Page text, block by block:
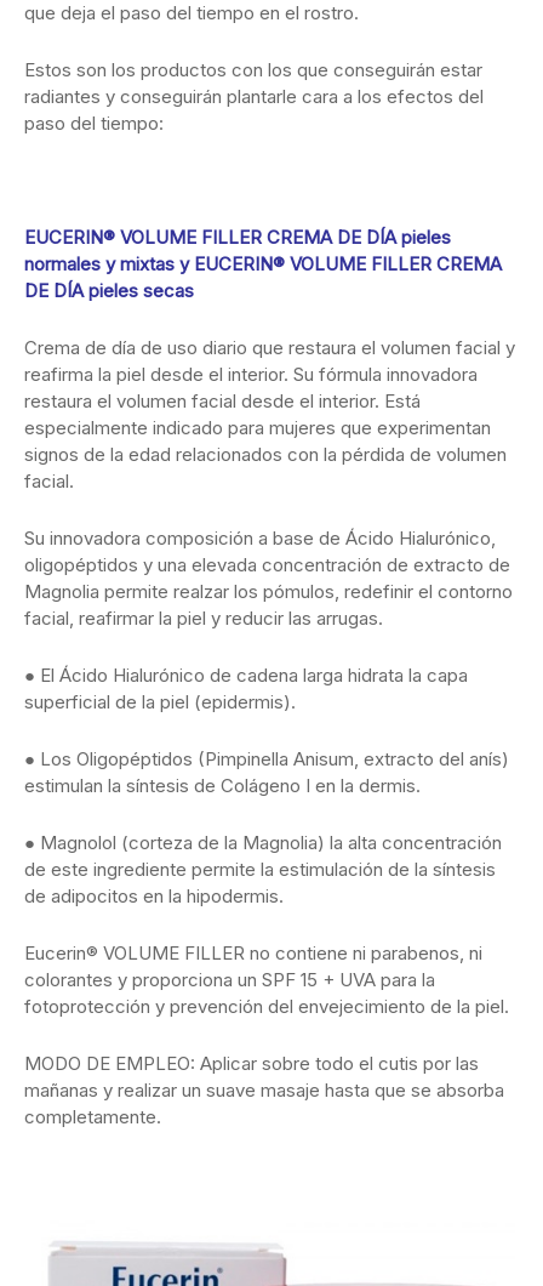
que deja el paso del tiempo en el rostro.
Estos son los productos con los que conseguirán estar
radiantes y conseguirán plantarle cara a los efectos del
paso del tiempo:
EUCERIN® VOLUME FILLER CREMA DE DÍA pieles
normales y mixtas y EUCERIN® VOLUME FILLER CREMA
DE DÍA pieles secas
Crema de día de uso diario que restaura el volumen facial y
reafirma la piel desde el interior. Su fórmula innovadora
restaura el volumen facial desde el interior. Está
especialmente indicado para mujeres que experimentan
signos de la edad relacionados con la pérdida de volumen
facial.
Su innovadora composición a base de Ácido Hialurónico,
oligopéptidos y una elevada concentración de extracto de
Magnolia permite realzar los pómulos, redefinir el contorno
facial, reafirmar la piel y reducir las arrugas.
● El Ácido Hialurónico de cadena larga hidrata la capa
superficial de la piel (epidermis).
● Los Oligopéptidos (Pimpinella Anisum, extracto del anís)
estimulan la síntesis de Colágeno I en la dermis.
● Magnolol (corteza de la Magnolia) la alta concentración
de este ingrediente permite la estimulación de la síntesis
de adipocitos en la hipodermis.
Eucerin® VOLUME FILLER no contiene ni parabenos, ni
colorantes y proporciona un SPF 15 + UVA para la
fotoprotección y prevención del envejecimiento de la piel.
MODO DE EMPLEO: Aplicar sobre todo el cutis por las
mañanas y realizar un suave masaje hasta que se absorba
completamente.